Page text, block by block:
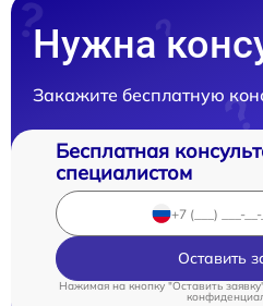
Нужна
Закажите бесплатную
Бесплатная
специалистом
Оставить
Нажимая на кнопку "Оставить